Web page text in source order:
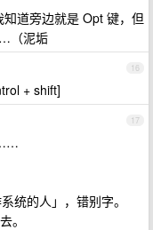
道旁边就是 Opt 键，但
（泥垢
16
+ shift]
17
统的人」，错别字。
。